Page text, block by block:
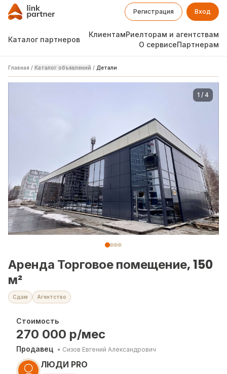
Регистрация Вход
Каталог партнеров
КлиентамРиелторам и агентствам
О сервисеПартнерам
Главная / Каталог объявлений / Детали
1 / 4
Аренда Торговое помещение, 150
м²
Сдам Агентство
Стоимость
270 000 р/мес
Продавец • Сизов Евгений Александрович
ЛЮДИ PRO